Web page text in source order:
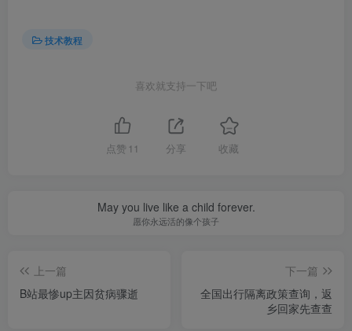
技术教程
喜欢就支持一下吧
点赞 11 分享 收藏
May you live like a child forever.
愿你永远活的像个孩子
上一篇
B站最惨up主因贫病骤逝
下一篇
全国出行隔离政策查询，返
乡回家先查查